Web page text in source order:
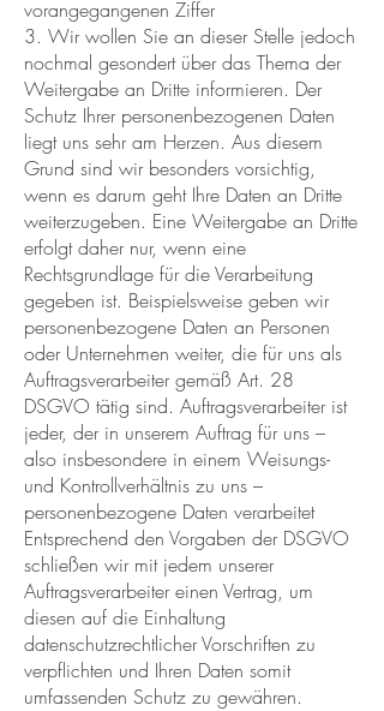
vorangegangenen Ziffer
3. Wir wollen Sie an dieser Stelle jedoch
nochmal gesondert über das Thema der
Weitergabe an Dritte informieren. Der
Schutz Ihrer personenbezogenen Daten
liegt uns sehr am Herzen. Aus diesem
Grund sind wir besonders vorsichtig,
wenn es darum geht Ihre Daten an Dritte
weiterzugeben. Eine Weitergabe an Dritte
erfolgt daher nur, wenn eine
Rechtsgrundlage für die Verarbeitung
gegeben ist. Beispielsweise geben wir
personenbezogene Daten an Personen
oder Unternehmen weiter, die für uns als
Auftragsverarbeiter gemäß Art. 28
DSGVO tätig sind. Auftragsverarbeiter ist
jeder, der in unserem Auftrag für uns –
also insbesondere in einem Weisungs-
und Kontrollverhältnis zu uns –
personenbezogene Daten verarbeitet
Entsprechend den Vorgaben der DSGVO
schließen wir mit jedem unserer
Auftragsverarbeiter einen Vertrag, um
diesen auf die Einhaltung
datenschutzrechtlicher Vorschriften zu
verpflichten und Ihren Daten somit
umfassenden Schutz zu gewähren.